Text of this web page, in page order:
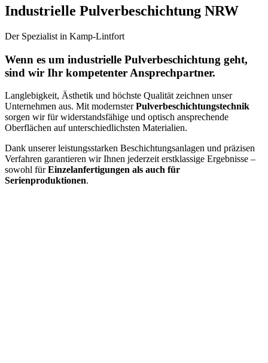
Industrielle Pulverbeschichtung NRW
Der Spezialist in Kamp-Lintfort
Wenn es um industrielle Pulverbeschichtung geht,
sind wir Ihr kompetenter Ansprechpartner.
Langlebigkeit, Ästhetik und höchste Qualität zeichnen unser
Unternehmen aus. Mit modernsterPulverbeschichtungstechnik
sorgen wir für widerstandsfähige und optisch ansprechende
Oberflächen auf unterschiedlichsten Materialien.
Dank unserer leistungsstarken Beschichtungsanlagen und präzisen
Verfahren garantieren wir Ihnen jederzeit erstklassige Ergebnisse –
sowohl fürEinzelanfertigungen als auch für
Serienproduktionen.